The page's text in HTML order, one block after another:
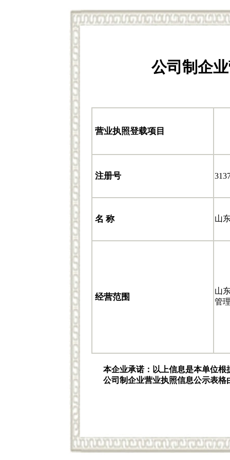
公司制企
营业执照登载项目
注册号
名 称 山
经营范围
山
管
本企业承诺：以上信息是本单位根
公司制企业营业执照信息公示表